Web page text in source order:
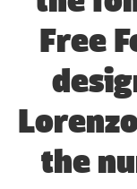
Free
the